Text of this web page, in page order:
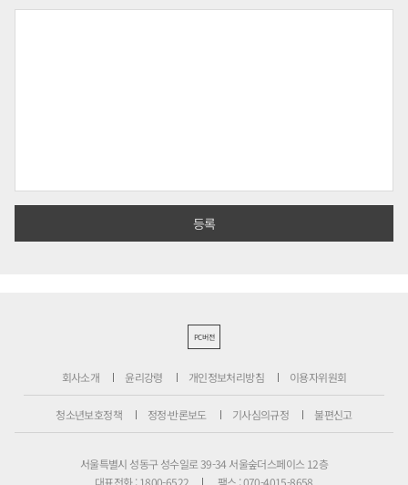
PC버전
회사소개 윤리강령 개인정보처리방침 이용자위원회
청소년보호정책 정정·반론보도 기사심의규정 불편신고
서울특별시 성동구 성수일로 39-34 서울숲더스페이스 12층